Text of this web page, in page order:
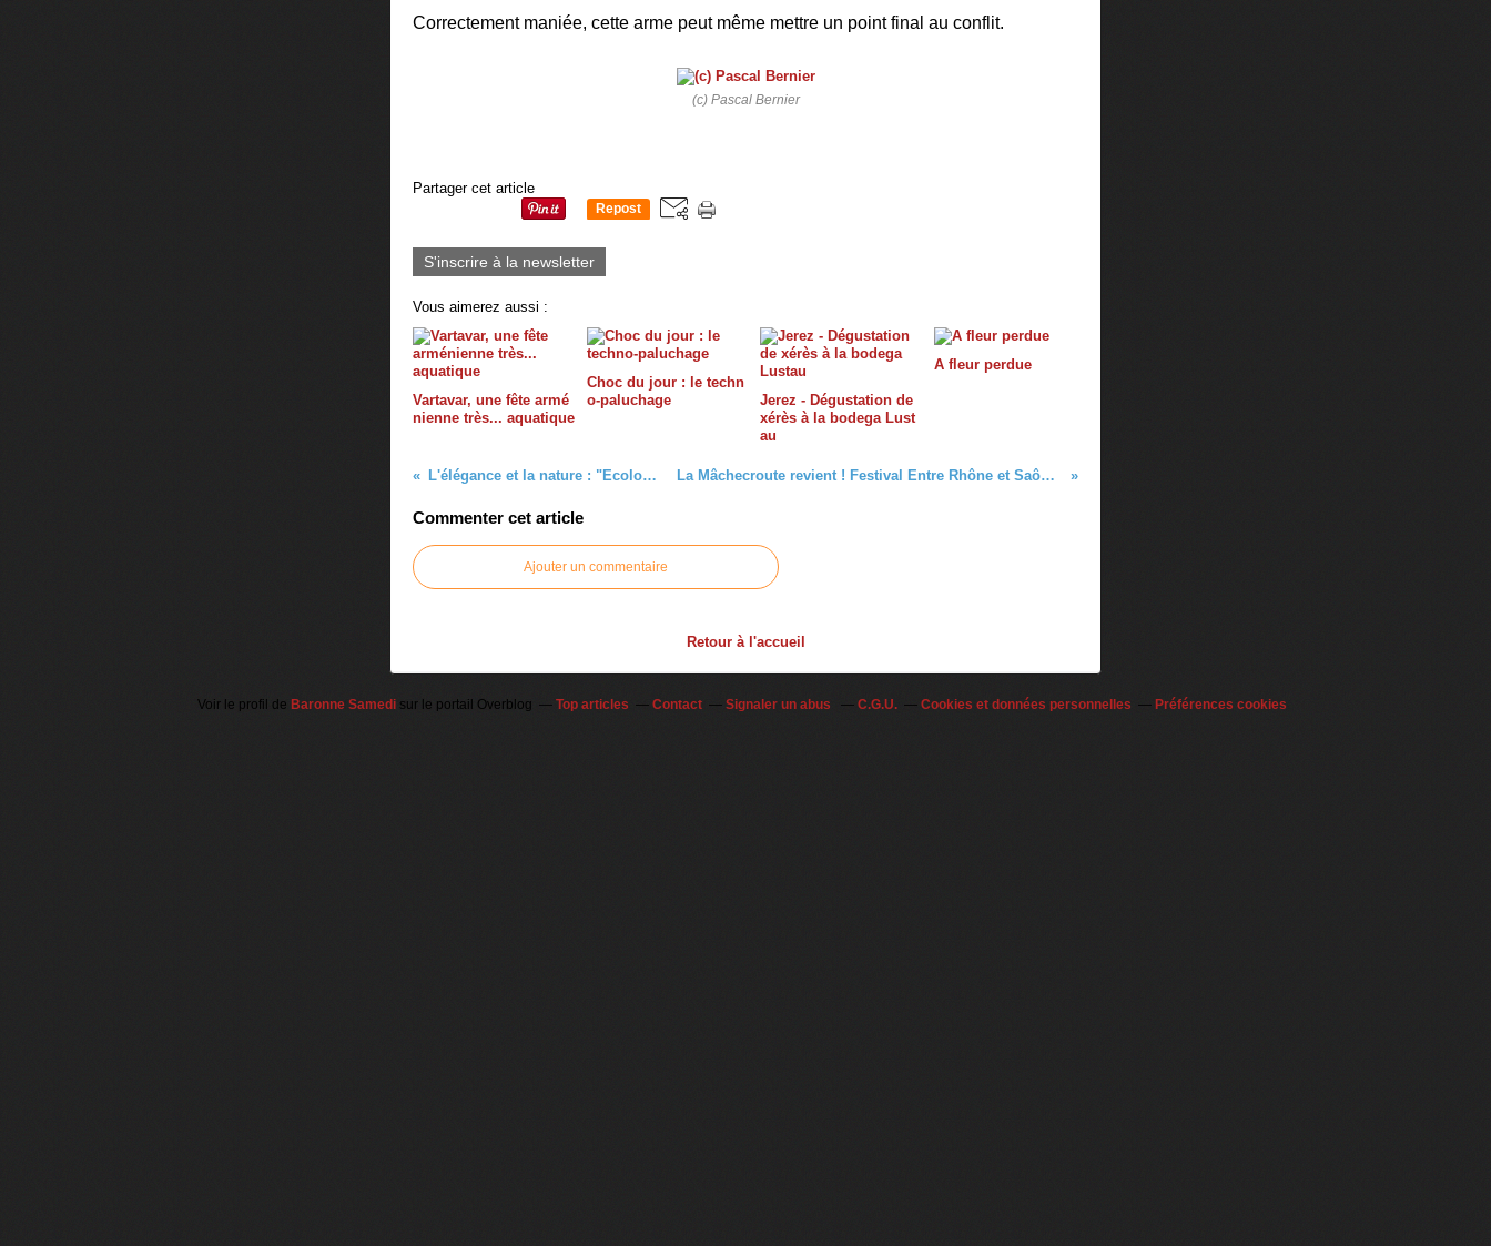
Correctement maniée, cette arme peut même mettre un point final au conflit.
(c) Pascal Bernier
Partager cet article
Repost
S'inscrire à la newsletter
Vous aimerez aussi :
Vartavar, une fête armé
nienne très... aquatique
Choc du jour : le techn
o-paluchage
Jerez - Dégustation de
xérès à la bodega Lust
au
A fleur perdue
L'élégance et la nature : "Ecologie du Sentiment" La Mâchecroute revient ! Festival Entre Rhône et Saône à Lyon, du 1e au 3 juillet
Commenter cet article
Ajouter un commentaire
Retour à l'accueil
Voir le profil de Baronne Samedi sur le portail Overblog Top articles Contact Signaler un abus C.G.U. Cookies et données personnelles Préférences cookies